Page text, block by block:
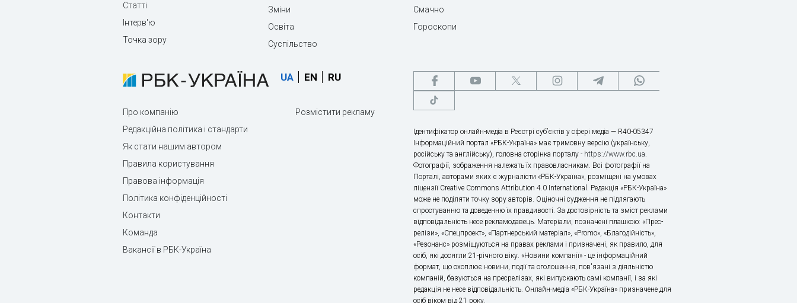
Статті
Інтерв'ю
Точка зору
Зміни
Освіта
Суспільство
Смачно
Гороскопи
UA EN RU
Про компанію
Редакційна політика і стандарти
Як стати нашим автором
Правила користування
Правова інформація
Політика конфіденційності
Контакти
Команда
Вакансії в РБК-Україна
Розмістити рекламу
Ідентифікатор онлайн-медіа в Реєстрі суб’єктів у сфері медіа — R40-05347
Інформаційний портал «РБК-Україна» має тримовну версію (українську,
російську та англійську), головна сторінка порталу - https://www.rbc.ua.
Фотографії, зображення належать їх правовласникам. Всі фотографії на
Порталі, авторами яких є журналісти «РБК-Україна», розміщені на умовах
ліцензії Creative Commons Attribution 4.0 International. Редакція «РБК-Україна»
може не поділяти точку зору авторів. Оціночні судження не підлягають
спростуванню та доведенню їх правдивості. За достовірність та зміст реклами
відповідальність несе рекламодавець. Матеріали, позначені плашкою: «Прес-
релізи», «Спецпроект», «Партнерський матеріал», «Promo», «Благодійність»,
«Резонанс» розміщуються на правах реклами і призначені, як правило, для
осіб, які досягли 21-річного віку. «Новини компанії» - це інформаційний
формат, що охоплює новини, події та оголошення, пов'язані з діяльністю
компаній, базуються на пресрелізах, які випускають самі компанії, і за які
редакція не несе відповідальність. Онлайн-медіа «РБК-Україна» призначене для
осіб віком від 21 року.